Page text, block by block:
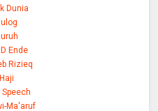
Dunia
Ende
Rizieq
Haji
Speech
Ma'aruf